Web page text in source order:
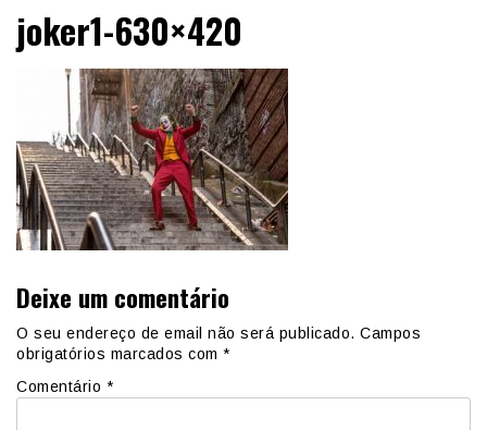
joker1-630×420
Deixe um comentário
O seu endereço de email não será publicado. Campos
obrigatórios marcados com *
Comentário *